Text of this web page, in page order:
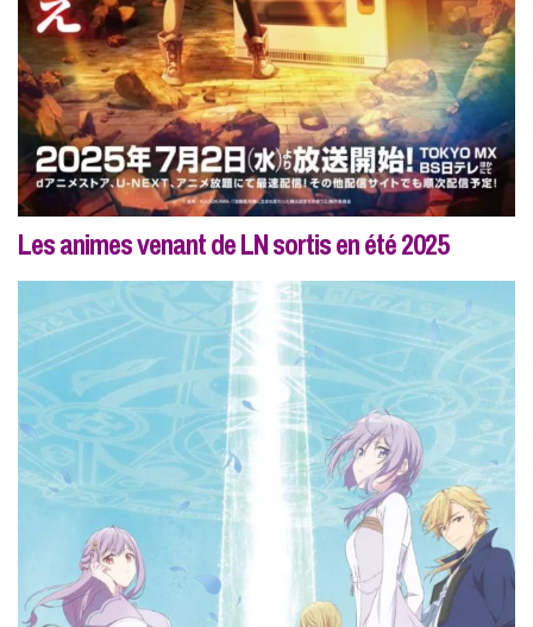
Les animes venant de LN sortis en été 2025